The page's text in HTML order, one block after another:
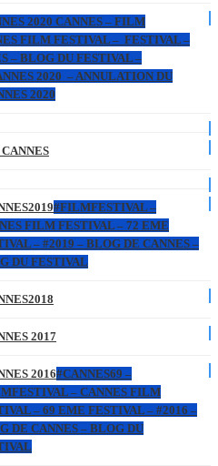
2020 CANNES – FILM
FILM FESTIVAL – FESTIVAL –
– BLOG DU FESTIVAL –
2020 – ANNULATION DU
2020
#FILMFESTIVAL –
FILM FESTIVAL – 72 EME
– #2019 – BLOG DE CANNES –
DU FESTIVAL
2017
2016#CANNES69 –
– CANNES FILM
– 69 EME FESTIVAL – #2016 –
DE CANNES – BLOG DU